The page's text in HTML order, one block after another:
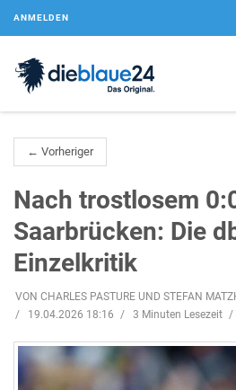
ANMELDEN
← Vorheriger
Nach trostlosem
Saarbrücken: Die
Einzelkritik
VON CHARLES PASTURE UND STEFAN
19.04.2026 18:16
3 Minuten Lesezeit